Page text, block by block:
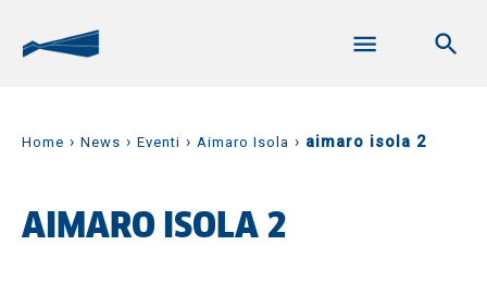
Home › News › Eventi › Aimaro Isola › aimaro isola 2
AIMARO ISOLA 2